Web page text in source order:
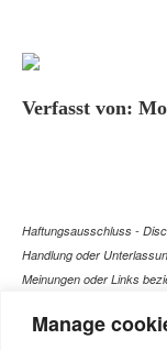
Manage
Verfasst von:
Haftungsausschluss -
Handlung oder
Meinungen oder Links
Gespräch mit dem Arzt